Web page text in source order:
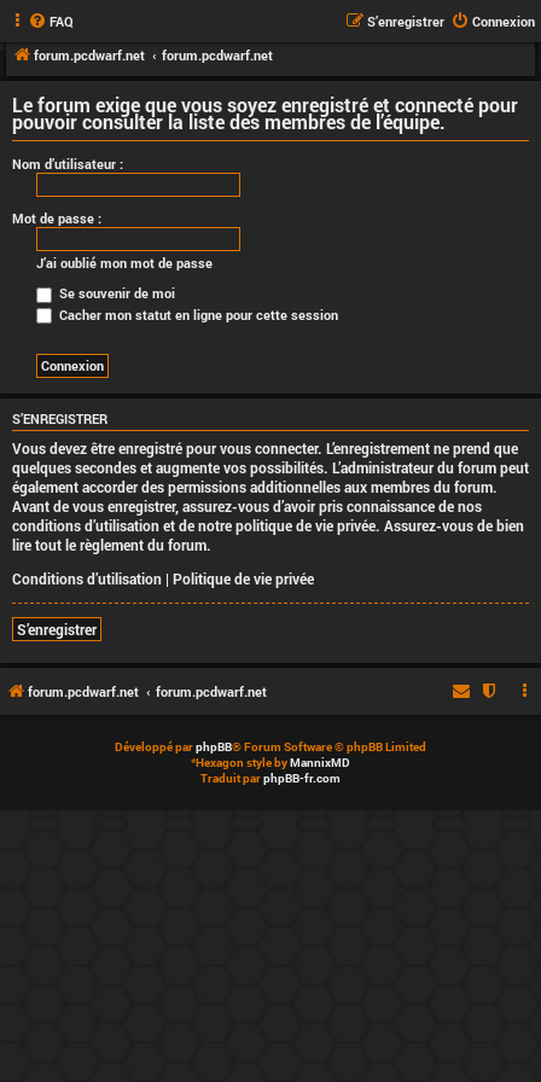
FAQ Connexion
S’enregistrer
forum.pcdwarf.net
forum.pcdwarf.net
Le forum exige que vous soyez enregistré et connecté pour
pouvoir consulter la liste des membres de l’équipe.
Nom d’utilisateur :
Mot de passe :
J’ai oublié mon mot de passe
Se souvenir de moi
Cacher mon statut en ligne pour cette session
S’ENREGISTRER
Vous devez être enregistré pour vous connecter. L’enregistrement ne prend que
quelques secondes et augmente vos possibilités. L’administrateur du forum peut
également accorder des permissions additionnelles aux membres du forum.
Avant de vous enregistrer, assurez-vous d’avoir pris connaissance de nos
conditions d’utilisation et de notre politique de vie privée. Assurez-vous de bien
lire tout le règlement du forum.
Conditions d’utilisation | Politique de vie privée
S’enregistrer
forum.pcdwarf.net forum.pcdwarf.net
Développé parphpBB® Forum Software © phpBB Limited
*Hexagon style byMannixMD
Traduit parphpBB-fr.com